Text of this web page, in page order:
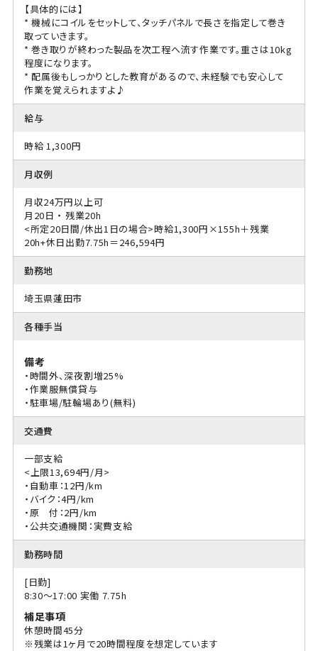
【具体的には】
* 機械にコイルをセットして、タッチパネルで長さを指定して巻き
取っていきます。
* 巻き取りが終わった製品を次工程へ流す作業です。重さは10kg
程度になります。
* 配属後もしっかりとした教育があるので、未経験でも安心して
作業を覚えられますよ♪
給与
時給 1,300円
月収例
月収24万円以上可
月20日 ・ 残業20h
<所定20日間/休出1日の場合>時給1,300円×155h＋残業
20h+休日出勤7.75h＝246,594円
勤務地
埼玉県蓮田市
各種手当
備考
・時間外、深夜割増25%
・作業服無償貸与
・駐車場/駐輪場あり(無料)
交通費
一部支給
<上限13,694円/月>
・自動車：12円/km
・バイク：4円/km
・原 付：2円/km
・公共交通機関：実費支給
勤務時間
[日勤]
8:30〜17:00 実働 7.75h
補足事項
休憩時間45分
※残業は1ヶ月で20時間程度を想定しています